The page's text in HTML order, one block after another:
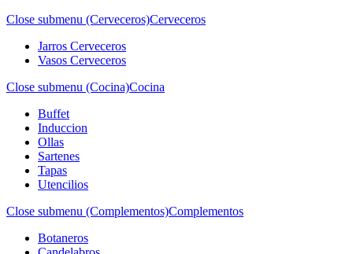
Close submenu (Cerveceros)Cerveceros
Jarros Cerveceros
Vasos Cerveceros
Close submenu (Cocina)Cocina
Buffet
Induccion
Ollas
Sartenes
Tapas
Utencilios
Close submenu (Complementos)Complementos
Botaneros